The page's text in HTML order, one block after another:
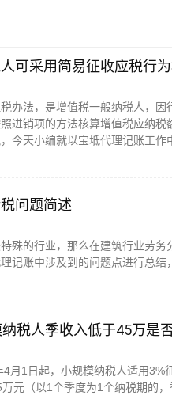
可采用简易征收应税行为
办法，是增值税一般纳税人，
进销项的方法核算增值税应纳
今天小编就以宝坻代理记账工
问题简述
殊的行业，那么在建筑行业劳
记账中涉及到的问题点进行总结
税人季收入低于45万是
月1日起，小规模纳税人适用3%
元（以1个季度为1个纳税期的